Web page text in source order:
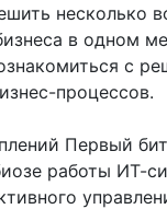
несколько
в одном
с
процессов.
Первый
работы ИТ-